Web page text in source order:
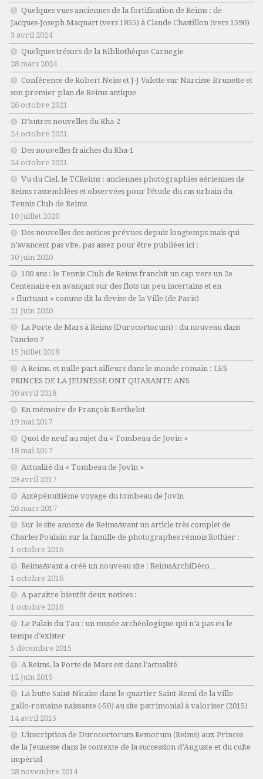
Quelques vues anciennes de la fortification de Reims : de
Jacques-Joseph Maquart (vers 1855) à Claude Chastillon (vers 1590)
3 avril 2024
Quelques trésors de la Bibliothèque Carnegie
28 mars 2024
Conférence de Robert Neiss et J-J Valette sur Narcisse Brunette et
son premier plan de Reims antique
26 octobre 2021
D’autres nouvelles du Rha-2
24 octobre 2021
Des nouvelles fraiches du Rha-1
24 octobre 2021
Vu du Ciel, le TCReims : anciennes photographies aériennes de
Reims rassemblées et observées pour l’étude du cas urbain du
Tennis Club de Reims
10 juillet 2020
Des nouvelles des notices prévues depuis longtemps mais qui
n’avancent pas vite, pas assez pour être publiées ici :
30 juin 2020
100 ans : le Tennis Club de Reims franchit un cap vers un 2e
Centenaire en avançant sur des flots un peu incertains et en
« fluctuant » comme dit la devise de la Ville (de Paris)
21 juin 2020
La Porte de Mars à Reims (Durocortorum) : du nouveau dans
l’ancien ?
15 juillet 2018
A Reims, et nulle part ailleurs dans le monde romain : LES
PRINCES DE LA JEUNESSE ONT QUARANTE ANS
30 avril 2018
En mémoire de François Berthelot
19 mai 2017
Quoi de neuf au sujet du « Tombeau de Jovin »
18 mai 2017
Actualité du « Tombeau de Jovin »
29 avril 2017
Antépénultième voyage du tombeau de Jovin
26 mars 2017
Sur le site annexe de ReimsAvant un article très complet de
Charles Poulain sur la famille de photographes rémois Rothier :
1 octobre 2016
ReimsAvant a créé un nouveau site : ReimsArchiDéco…
1 octobre 2016
A paraitre bientôt deux notices :
1 octobre 2016
Le Palais du Tau : un musée archéologique qui n’a pas eu le
temps d’exister
5 décembre 2015
A Reims, la Porte de Mars est dans l’actualité
12 juin 2015
La butte Saint-Nicaise dans le quartier Saint-Remi de la ville
gallo-romaine naissante (-50) au site patrimonial à valoriser (2015)
14 avril 2015
L’inscription de Durocortorum Remorum (Reims) aux Princes
de la Jeunesse dans le contexte de la succession d’Auguste et du culte
impérial
28 novembre 2014